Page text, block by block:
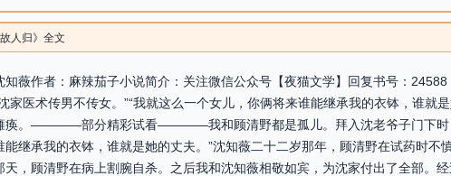
人归》全文
知薇作者：麻辣茄子小说简介：关注微信公众号【夜猫文学】回复书号：
家医术传男不传女。”“我就这么一个女儿，你俩将来谁能继承我的衣钵，谁就
痪。————部分精彩试看————我和顾清野都是孤儿。拜入沈老爷子门下时，
能继承我的衣钵，谁就是她的丈夫。”沈知薇二十二岁那年，顾清野在试药时
天，顾清野在病上割腕自杀。之后我和沈知薇相敬如宾，为沈家付出了全部。